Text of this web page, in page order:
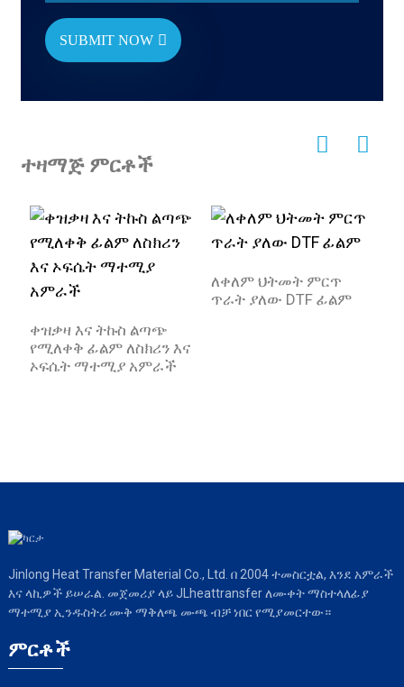
SUBMIT NOW
ተዛማጅ ምርቶች
ቀዝቃዛ እና ትኩስ ልጣጭ
የሚለቀቅ ፊልም ለስክሪን እና
ኦፍሴት ማተሚያ አምራች
ለቀለም ህትመት ምርጥ
ጥራት ያለው DTF ፊልም
Jinlong Heat Transfer Material Co., Ltd. በ 2004 ተመስርቷል, እንደ አምራች
እና ላኪዎች ይሠራል. መጀመሪያ ላይ JLheattransfer ለሙቀት ማስተላለፊያ
ማተሚያ ኢንዱስትሪ ሙቅ ማቅለጫ ሙጫ ብቻ ነበር የሚያመርተው።
ምርቶች